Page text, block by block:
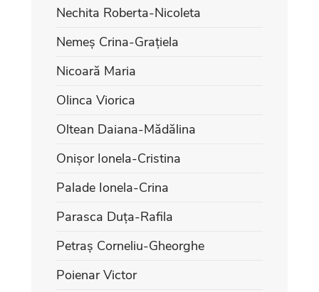
Nechita Roberta-Nicoleta
Nemeș Crina-Grațiela
Nicoară Maria
Olinca Viorica
Oltean Daiana-Mădălina
Onișor Ionela-Cristina
Palade Ionela-Crina
Parasca Duța-Rafila
Petraș Corneliu-Gheorghe
Poienar Victor